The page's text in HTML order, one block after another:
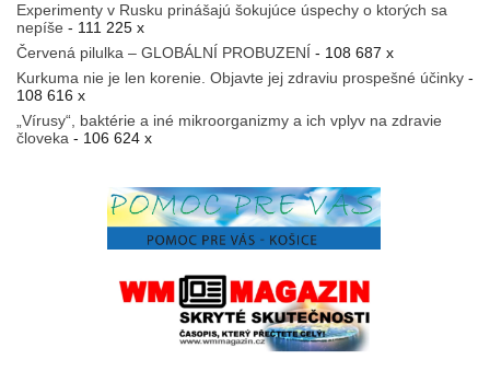
Experimenty v Rusku prinášajú šokujúce úspechy o ktorých sa
nepíše - 111 225 x
Červená pilulka – GLOBÁLNÍ PROBUZENÍ - 108 687 x
Kurkuma nie je len korenie. Objavte jej zdraviu prospešné účinky -
108 616 x
„Vírusy“, baktérie a iné mikroorganizmy a ich vplyv na zdravie
človeka - 106 624 x